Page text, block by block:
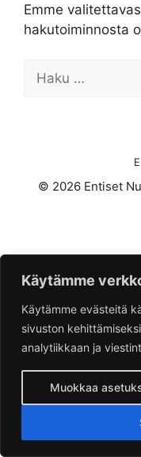
Käytämme
Käytämme evästeitä
sivuston
analytiikkaan ja
Muokkaa
Emme
hakutoiminnosta
Haku:
© 2026 Entiset